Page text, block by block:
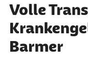
Volle
Barmer